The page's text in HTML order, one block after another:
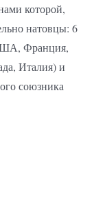
которой,
натовцы: 6
Франция,
Италия) и
союзника